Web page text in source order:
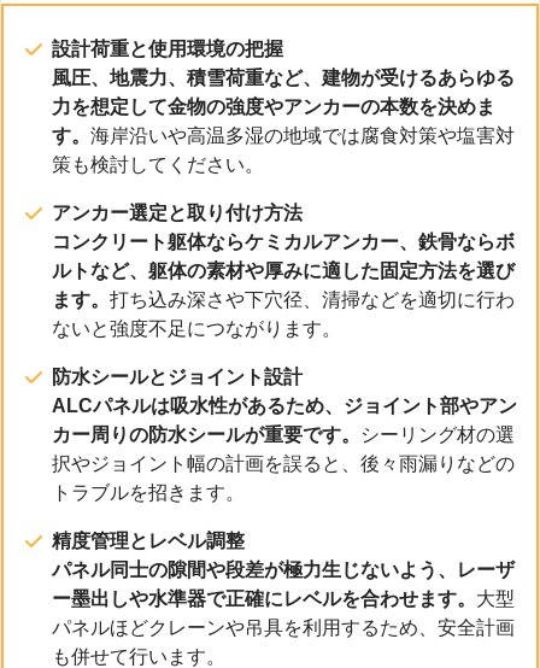
設計荷重と使用環境の把握
風圧、地震力、積雪荷重など、建物が受けるあらゆる
力を想定して金物の強度やアンカーの本数を決めま
す。 海岸沿いや高温多湿の地域では腐食対策や塩害対
策も検討してください。
アンカー選定と取り付け方法
コンクリート躯体ならケミカルアンカー、鉄骨ならボ
ルトなど、躯体の素材や厚みに適した固定方法を選び
ます。 打ち込み深さや下穴径、清掃などを適切に行わ
ないと強度不足につながります。
防水シールとジョイント設計
ALCパネルは吸水性があるため、ジョイント部やアン
カー周りの防水シールが重要です。
シーリング材の選
択やジョイント幅の計画を誤ると、後々雨漏りなどの
トラブルを招きます。
精度管理とレベル調整
パネル同士の隙間や段差が極力生じないよう、レーザ
ー墨出しや水準器で正確にレベルを合わせます。 大型
パネルほどクレーンや吊具を利用するため、安全計画
も併せて行います。